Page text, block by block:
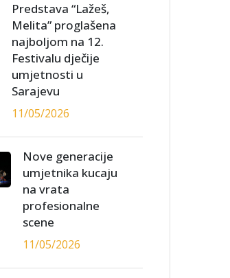
Predstava “Lažeš,
Melita” proglašena
najboljom na 12.
Festivalu dječije
umjetnosti u
Sarajevu
11/05/2026
Nove generacije
umjetnika kucaju
na vrata
profesionalne
scene
11/05/2026